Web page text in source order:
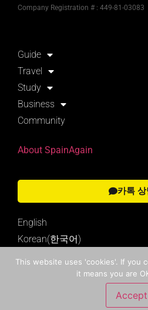
Company Registration # : 449-81-03083
Guide
Travel
Study
Business
Community
About SpainAgain
카톡 상
English
Korean(한국어)
This website uses 'cookies'. If you
it means you are
Accept